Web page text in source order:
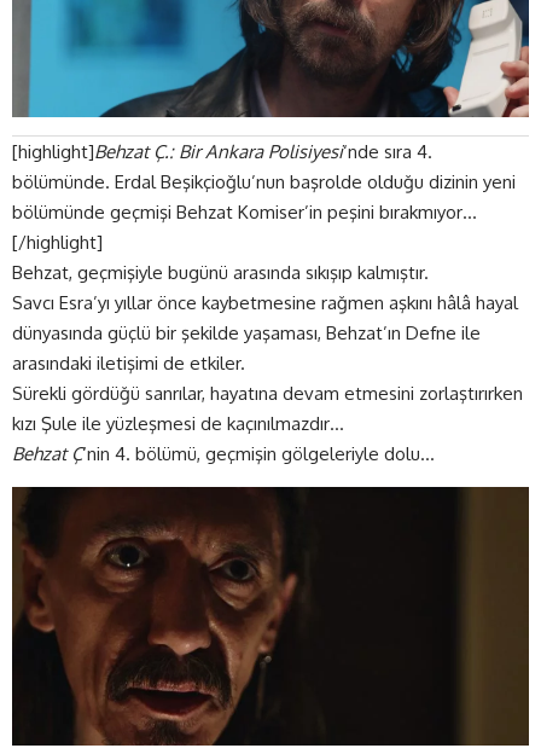
[highlight]Behzat Ç.: Bir Ankara Polisiyesi‘nde sıra 4.
bölümünde. Erdal Beşikçioğlu’nun başrolde olduğu dizinin yeni
bölümünde geçmişi Behzat Komiser’in peşini bırakmıyor…
[/highlight]
Behzat, geçmişiyle bugünü arasında sıkışıp kalmıştır.
Savcı Esra’yı yıllar önce kaybetmesine rağmen aşkını hâlâ hayal
dünyasında güçlü bir şekilde yaşaması, Behzat’ın Defne ile
arasındaki iletişimi de etkiler.
Sürekli gördüğü sanrılar, hayatına devam etmesini zorlaştırırken
kızı Şule ile yüzleşmesi de kaçınılmazdır…
Behzat Ç‘nin 4. bölümü, geçmişin gölgeleriyle dolu…